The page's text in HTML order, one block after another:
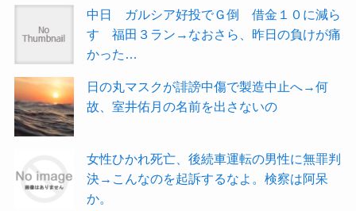
中日 ガルシア好投でＧ倒 借金１０に減ら
す 福田３ラン→なおさら、昨日の負けが痛
かった…
日の丸マスクが誹謗中傷で製造中止へ→何
故、室井佑月の名前を出さないの
女性ひかれ死亡、後続車運転の男性に無罪判
決→こんなのを起訴するなよ。検察は阿呆
か。